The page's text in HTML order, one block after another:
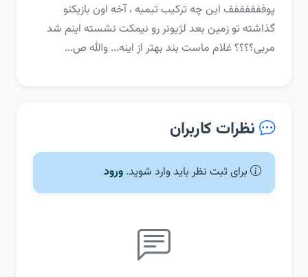
پوففففففف این چه ترکیب تیمیه ، آخه اون بازیکنو
گذاشته تو زمین بعد لژیونر رو نیمکت نشسته اینم شد
مربی؟؟؟؟ غلام ماست بند بهتر از اینه... والله ص...
نظرات کاربران
برای ثبت نظر باید وارد شوید. ورود